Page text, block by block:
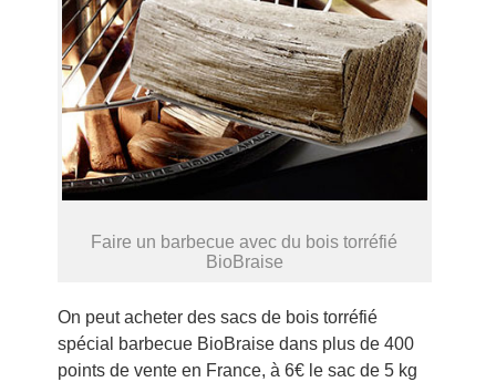
Faire un barbecue avec du bois torréfié
BioBraise
On peut acheter des sacs de bois torréfié
spécial barbecue BioBraise dans plus de 400
points de vente en France, à 6€ le sac de 5 kg